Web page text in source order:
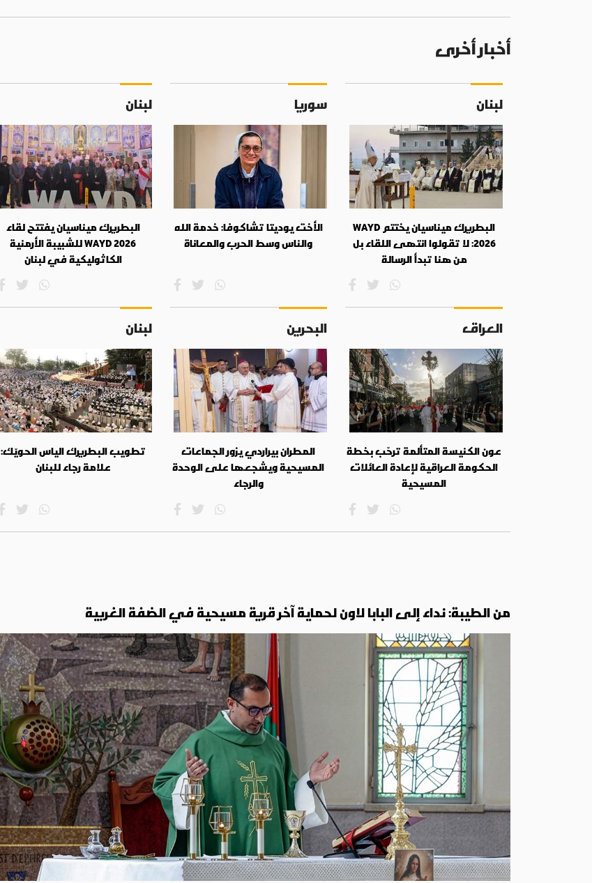
أخبار أخرى
لبنان
البطريرك ميناسيان يختتم WAYD
2026: لا تقولوا انتهى اللقاء بل
من هنا تبدأ الرسالة
سوريا
الأخت يوديتا تشاكوفا: خدمة الله
والناس وسط الحرب والمعاناة
لبنان
البطريرك ميناسيان يفتتح لقاء
WAYD 2026 للشبيبة الأرمنية
الكاثوليكية في لبنان
العراق
عون الكنيسة المتألمة ترحّب بخطة
الحكومة العراقية لإعادة العائلات
المسيحية
البحرين
المطران بيراردي يزور الجماعات
المسيحية ويشجعها على الوحدة
والرجاء
لبنان
تطويب البطريرك الياس الحويّك:
علامة رجاء للبنان
من الطيبة: نداء إلى البابا لاون لحماية آخر قرية مسيحية في الضفة الغربية